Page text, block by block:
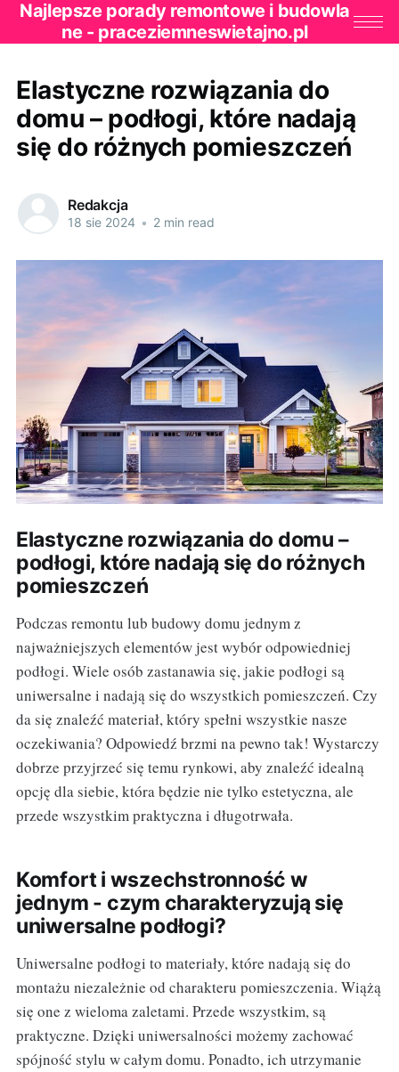
Najlepsze porady remontowe i budowla
ne - praceziemneswietajno.pl
Elastyczne rozwiązania do
domu – podłogi, które nadają
się do różnych pomieszczeń
Redakcja
18 sie 2024 • 2 min read
Elastyczne rozwiązania do domu –
podłogi, które nadają się do różnych
pomieszczeń
Podczas remontu lub budowy domu jednym z
najważniejszych elementów jest wybór odpowiedniej
podłogi. Wiele osób zastanawia się, jakie podłogi są
uniwersalne i nadają się do wszystkich pomieszczeń. Czy
da się znaleźć materiał, który spełni wszystkie nasze
oczekiwania? Odpowiedź brzmi na pewno tak! Wystarczy
dobrze przyjrzeć się temu rynkowi, aby znaleźć idealną
opcję dla siebie, która będzie nie tylko estetyczna, ale
przede wszystkim praktyczna i długotrwała.
Komfort i wszechstronność w
jednym - czym charakteryzują się
uniwersalne podłogi?
Uniwersalne podłogi to materiały, które nadają się do
montażu niezależnie od charakteru pomieszczenia. Wiążą
się one z wieloma zaletami. Przede wszystkim, są
praktyczne. Dzięki uniwersalności możemy zachować
spójność stylu w całym domu. Ponadto, ich utrzymanie